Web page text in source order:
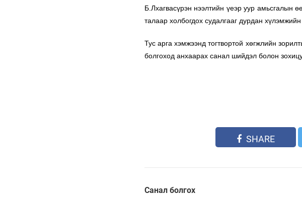
Б.Лхагвасүрэн нээлтийн үеэр уур амьсгалын
талаар холбогдох судалгааг дурдан
Тус арга хэмжээнд тогтвортой хөгжлийн
болгоход анхаарах санал шийдэл болон
SHARE
Санал болгох